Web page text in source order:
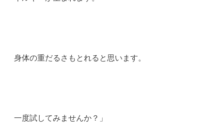
身体の重だるさもとれると思います。
一度試してみませんか？」